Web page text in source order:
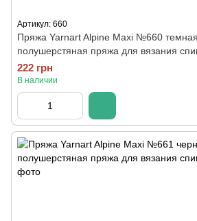
Артикул: 660
Пряжа Yarnart Alpine Maxi №660
полушерстяная пряжа для вязания
222 грн
В наличии